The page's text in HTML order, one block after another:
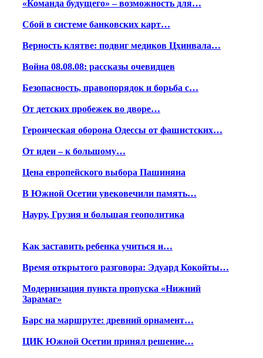
«Команда будущего» – возможность для…
Сбой в системе банковских карт…
Верность клятве: подвиг медиков Цхинвала…
Война 08.08.08: рассказы очевидцев
Безопасность, правопорядок и борьба с…
От детских пробежек во дворе…
Героическая оборона Одессы от фашистских…
От идеи – к большому…
Цена европейского выбора Пашиняна
В Южной Осетии увековечили память…
Науру, Грузия и большая геополитика
Как заставить ребенка учиться и…
Время открытого разговора: Эдуард Кокойты…
Модернизация пункта пропуска «Нижний
Зарамаг»
Барс на маршруте: древний орнамент…
ЦИК Южной Осетии принял решение…